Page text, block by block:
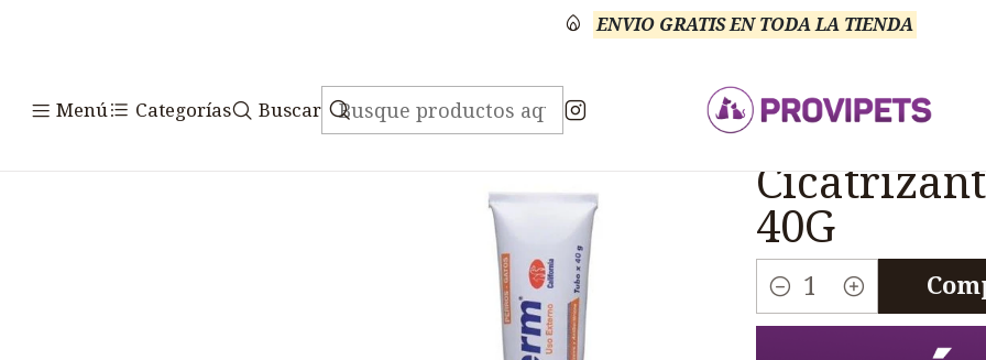
Menú Categorías Buscar
ENVIO GRATIS EN TODA LA TIENDA
Veterinario Anti Micótico Saniderm Antimicotico
Saniderm
40G
Cantidad